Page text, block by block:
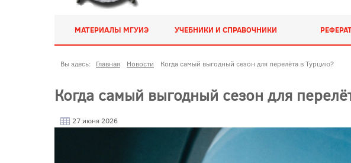
МАТЕРИАЛЫ МГУИЭ УЧЕБНИКИ И СПРАВОЧНИКИ
Вы здесь: Главная Новости Когда самый выгодный сезон для перелёта в Турцию?
Когда самый выгодный сезон для
27 июня 2026